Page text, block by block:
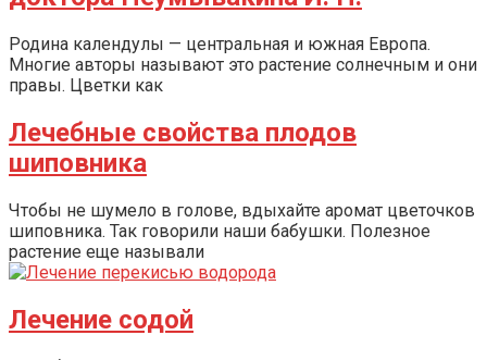
Родина календулы — центральная и южная Европа.
Многие авторы называют это растение солнечным и они
правы. Цветки как
Лечебные свойства плодов
шиповника
Чтобы не шумело в голове, вдыхайте аромат цветочков
шиповника. Так говорили наши бабушки. Полезное
растение еще называли
Лечение содой